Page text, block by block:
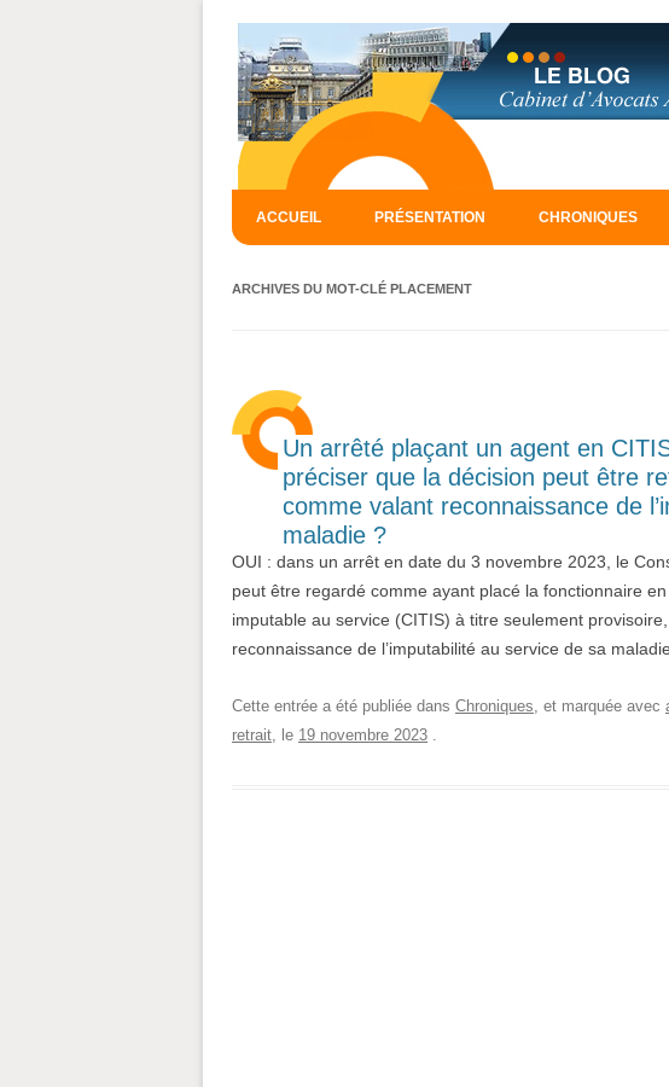
ACCUEIL PRÉSENTATION CHRONIQUES
ARCHIVES DU MOT-CLÉ PLACEMENT
Un arrêté plaçant un agent en
préciser que la décision peut être
comme valant reconnaissance de
maladie ?
OUI : dans un arrêt en date du 3 novembre 2023, le
peut être regardé comme ayant placé la fonctionnaire
imputable au service (CITIS) à titre seulement
reconnaissance de l’imputabilité au service de sa
Cette entrée a été publiée dans Chroniques, et marquée avec
retrait, le 19 novembre 2023 .